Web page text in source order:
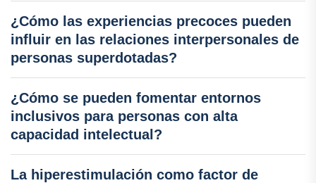
¿Cómo las experiencias precoces pueden
influir en las relaciones interpersonales de
personas superdotadas?
¿Cómo se pueden fomentar entornos
inclusivos para personas con alta
capacidad intelectual?
La hiperestimulación como factor de